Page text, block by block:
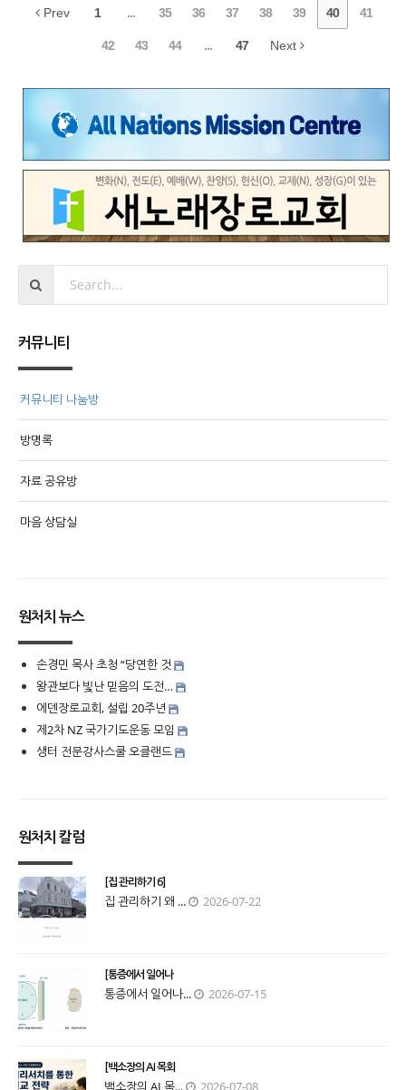
Prev 1 ... 35 36 37 38 39 40 41
42 43 44 ... 47 Next
커뮤니티
커뮤니티 나눔방
방명록
자료 공유방
마음 상담실
원처치 뉴스
손경민 목사 초청 “당연한 것
왕관보다 빛난 믿음의 도전…
에덴장로교회, 설립 20주년
제2차 NZ 국가기도운동 모임
생터 전문강사스쿨 오클랜드
원처치 칼럼
[집 관리하기 6]
집 관리하기 왜 ... 2026-07-22
[통증에서 일어나
통증에서 일어나... 2026-07-15
[백소장의 AI 목회
백소장의 AI 목... 2026-07-08